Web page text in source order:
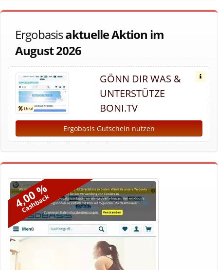
Ergobasisaktuelle Aktion im
August 2026
GÖNN DIR WAS &
UNTERSTÜTZE
BONI.TV
Ergobasis Gutschein nutzen
4,00 %
Cashback